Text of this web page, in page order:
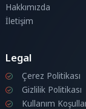
Hakkımızda
İletişim
Legal
Çerez Politikası
Gizlilik Politikası
Kullanım